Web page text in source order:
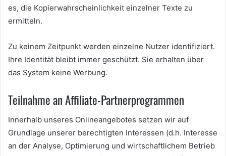
es, die Kopierwahrscheinlichkeit einzelner Texte zu
ermitteln.
Zu keinem Zeitpunkt werden einzelne Nutzer identifiziert.
Ihre Identität bleibt immer geschützt. Sie erhalten über
das System keine Werbung.
Teilnahme an Affiliate-Partnerprogrammen
Innerhalb unseres Onlineangebotes setzen wir auf
Grundlage unserer berechtigten Interessen (d.h. Interesse
an der Analyse, Optimierung und wirtschaftlichem Betrieb